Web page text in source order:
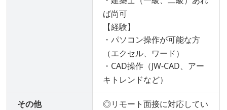
ば尚可
【経験】
・パソコン操作が可能な方
（エクセル、ワード）
・CAD操作（JW-CAD、アー
キトレンドなど）
その他
◎リモート面接に対応してい